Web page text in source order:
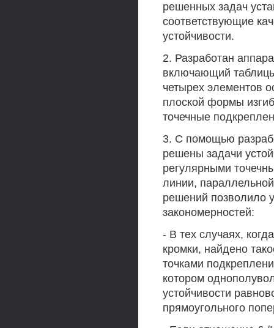
решенных задач
соответствующие
устойчивости.
2. Разработан
включающий
четырех элементов
плоской формы
точечные
3. С помощью
решены задачи
регулярными
линии,
решений позволило
закономерностей:
- В тех случаях,
кромки, найдено
точками
котором
устойчивости
прямоугольного